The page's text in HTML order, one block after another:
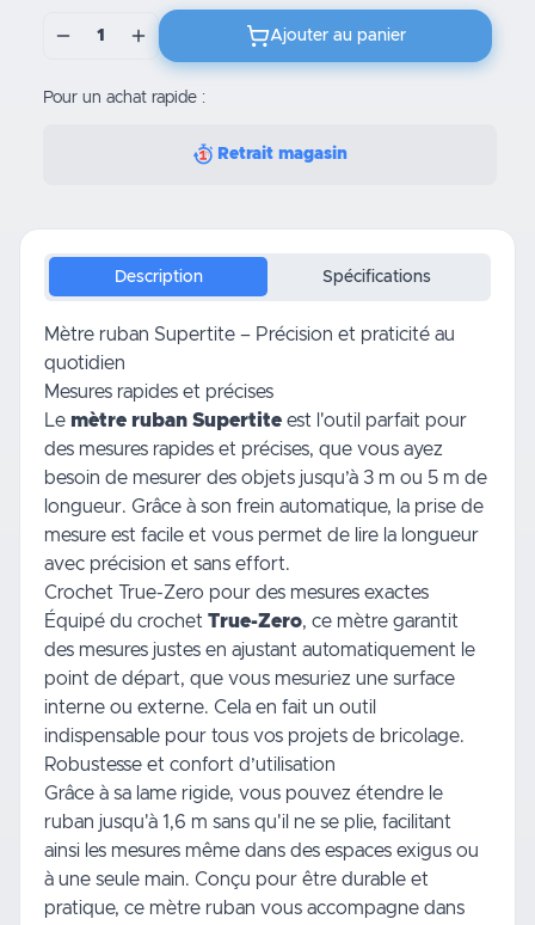
1 Ajouter au panier
Pour un achat rapide :
Retrait magasin
Description Spécifications
Mètre ruban Supertite – Précision et praticité au
quotidien
Mesures rapides et précises
Le mètre ruban Supertite est l'outil parfait pour
des mesures rapides et précises, que vous ayez
besoin de mesurer des objets jusqu’à 3 m ou 5 m de
longueur. Grâce à son frein automatique, la prise de
mesure est facile et vous permet de lire la longueur
avec précision et sans effort.
Crochet True-Zero pour des mesures exactes
Équipé du crochet True-Zero, ce mètre garantit
des mesures justes en ajustant automatiquement le
point de départ, que vous mesuriez une surface
interne ou externe. Cela en fait un outil
indispensable pour tous vos projets de bricolage.
Robustesse et confort d’utilisation
Grâce à sa lame rigide, vous pouvez étendre le
ruban jusqu'à 1,6 m sans qu'il ne se plie, facilitant
ainsi les mesures même dans des espaces exigus ou
à une seule main. Conçu pour être durable et
pratique, ce mètre ruban vous accompagne dans